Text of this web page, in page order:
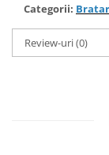
Categorii:
Review-uri(0)